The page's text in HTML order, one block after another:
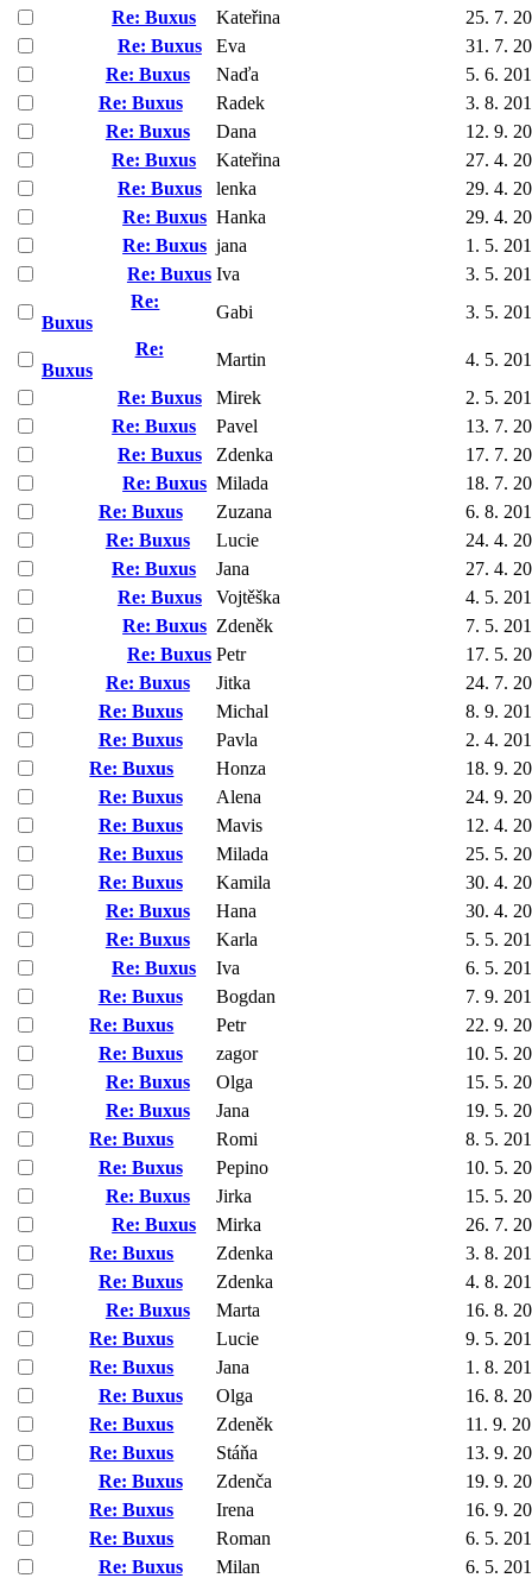
Re: Buxus
Kateřina
25. 7.
Re: Buxus
Eva
31. 7.
Re: Buxus
Naďa
5. 6.
Re: Buxus
Radek
3. 8.
Re: Buxus
Dana
12. 9.
Re: Buxus
Kateřina
27. 4.
Re: Buxus
lenka
29. 4.
Re: Buxus Hanka
29. 4.
Re: Buxus jana
1. 5.
Re: Buxus Iva
3. 5.
Re:
Buxus
Gabi
3. 5.
Re:
Buxus
Martin
4. 5.
Re: Buxus
Mirek
2. 5.
Re: Buxus
Pavel
13. 7.
Re: Buxus
Zdenka
17. 7.
Re: Buxus Milada
18. 7.
Re: Buxus
Zuzana
6. 8.
Re: Buxus
Lucie
24. 4.
Re: Buxus
Jana
27. 4.
Re: Buxus
Vojtěška
4. 5.
Re: Buxus Zdeněk
7. 5.
Re: Buxus Petr
17. 5.
Re: Buxus
Jitka
24. 7.
Re: Buxus
Michal
8. 9.
Re: Buxus
Pavla
2. 4.
Re: Buxus
Honza
18. 9.
Re: Buxus
Alena
24. 9.
Re: Buxus
Mavis
12. 4.
Re: Buxus
Milada
25. 5.
Re: Buxus
Kamila
30. 4.
Re: Buxus
Hana
30. 4.
Re: Buxus
Karla
5. 5.
Re: Buxus
Iva
6. 5.
Re: Buxus
Bogdan
7. 9.
Re: Buxus
Petr
22. 9.
Re: Buxus
zagor
10. 5.
Re: Buxus
Olga
15. 5.
Re: Buxus
Jana
19. 5.
Re: Buxus
Romi
8. 5.
Re: Buxus
Pepino
10. 5.
Re: Buxus
Jirka
15. 5.
Re: Buxus
Mirka
26. 7.
Re: Buxus
Zdenka
3. 8.
Re: Buxus
Zdenka
4. 8.
Re: Buxus
Marta
16. 8.
Re: Buxus
Lucie
9. 5.
Re: Buxus
Jana
1. 8.
Re: Buxus
Olga
16. 8.
Re: Buxus
Zdeněk
11. 9.
Re: Buxus
Stáňa
13. 9.
Re: Buxus
Zdenča
19. 9.
Re: Buxus
Irena
16. 9.
Re: Buxus
Roman
6. 5.
Re: Buxus
Milan
6. 5.